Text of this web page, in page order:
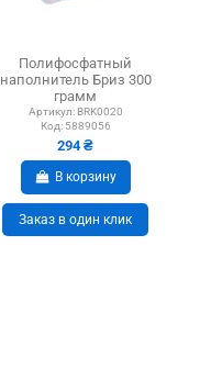
Полифосфатный
наполнитель Бриз 300
грамм
Артикул: BRK0020
Код: 5889056
294 ₴
В корзину
Заказ в один клик